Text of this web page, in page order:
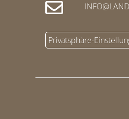
INFO
Privatsphäre-